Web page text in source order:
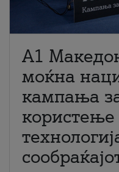
A1
моќна
кампања
користење